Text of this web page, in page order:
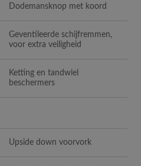
Dodemansknop met koord
Geventileerde schijfremmen,
voor extra veiligheid
Ketting en tandwiel
beschermers
Upside down voorvork